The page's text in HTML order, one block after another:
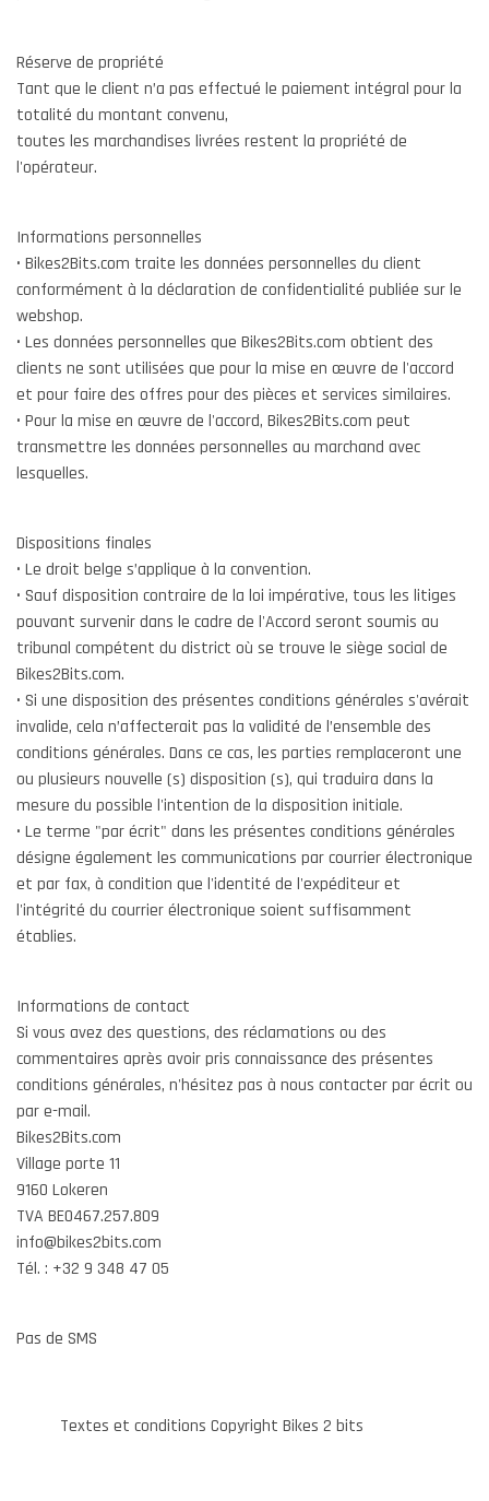
Réserve de propriété
Tant que le client n’a pas effectué le paiement intégral pour la
totalité du montant convenu,
toutes les marchandises livrées restent la propriété de
l'opérateur.
Informations personnelles
• Bikes2Bits.com traite les données personnelles du client
conformément à la déclaration de confidentialité publiée sur le
webshop.
• Les données personnelles que Bikes2Bits.com obtient des
clients ne sont utilisées que pour la mise en œuvre de l'accord
et pour faire des offres pour des pièces et services similaires.
• Pour la mise en œuvre de l'accord, Bikes2Bits.com peut
transmettre les données personnelles au marchand avec
lesquelles.
Dispositions finales
• Le droit belge s’applique à la convention.
• Sauf disposition contraire de la loi impérative, tous les litiges
pouvant survenir dans le cadre de l'Accord seront soumis au
tribunal compétent du district où se trouve le siège social de
Bikes2Bits.com.
• Si une disposition des présentes conditions générales s'avérait
invalide, cela n’affecterait pas la validité de l’ensemble des
conditions générales. Dans ce cas, les parties remplaceront une
ou plusieurs nouvelle (s) disposition (s), qui traduira dans la
mesure du possible l'intention de la disposition initiale.
• Le terme "par écrit" dans les présentes conditions générales
désigne également les communications par courrier électronique
et par fax, à condition que l'identité de l'expéditeur et
l'intégrité du courrier électronique soient suffisamment
établies.
Informations de contact
Si vous avez des questions, des réclamations ou des
commentaires après avoir pris connaissance des présentes
conditions générales, n'hésitez pas à nous contacter par écrit ou
par e-mail.
Bikes2Bits.com
Village porte 11
9160 Lokeren
TVA BE0467.257.809
info@bikes2bits.com
Tél. : +32 9 348 47 05
Pas de SMS
Textes et conditions Copyright Bikes 2 bits